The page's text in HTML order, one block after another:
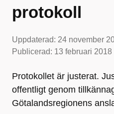
protokoll
Uppdaterad: 24 november
Publicerad: 13 februari 2018
Protokollet är justerat.
offentligt genom
Götalandsregionens